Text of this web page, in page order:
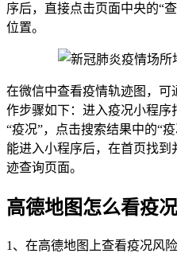
序后，直接点击页面中央的“
位置。
在微信中查看疫情轨迹图，可
作步骤如下：进入疫况小程序
“疫况”，点击搜索结果中的“
能进入小程序后，在首页找到
迹查询页面。
高德地图怎么看疫
1、在高德地图上查看疫况风